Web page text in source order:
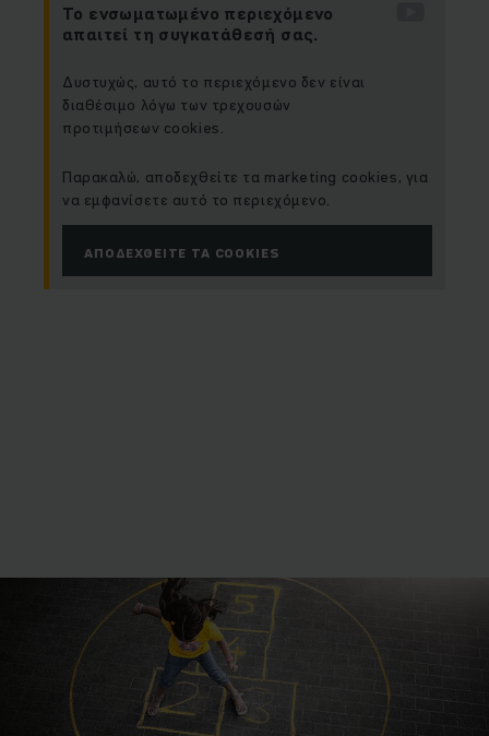
Το ενσωματωμένο περιεχόμενο
απαιτεί τη συγκατάθεσή σας.
Δυστυχώς, αυτό το περιεχόμενο δεν είναι
διαθέσιμο λόγω των τρεχουσών
προτιμήσεων cookies.
Παρακαλώ, αποδεχθείτε τα marketing cookies, για
να εμφανίσετε αυτό το περιεχόμενο.
ΑΠΟΔΕΧΘΕΊΤΕ ΤΑ COOKIES